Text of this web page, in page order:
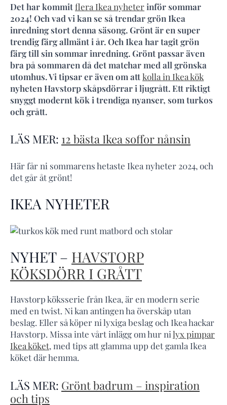
Det har kommitflera Ikea nyheterinför sommar
2024! Och vad vi kan se så trendar grön Ikea
inredning stort denna säsong. Grönt är en super
trendig färg allmänt i år. Och Ikea har tagit grön
färg till sin sommar inredning. Grönt passar även
bra på sommaren då det matchar med all grönska
utomhus. Vi tipsar er även om attkolla in Ikea kök
nyheten Havstorp skåpsdörrar i ljugrått. Ett riktigt
snyggt modernt kök i trendiga nyanser, som turkos
och grått.
LÄS MER: 12 bästa Ikea soffor nånsin
Här får ni sommarens hetaste Ikea nyheter 2024, och
det går åt grönt!
IKEA NYHETER
NYHET – HAVSTORP
KÖKSDÖRR I GRÅTT
Havstorp köksserie från Ikea, är en modern serie
med en twist. Ni kan antingen ha överskåp utan
beslag. Eller så köper ni lyxiga beslag och Ikea hackar
Havstorp. Missa inte vårt inlägg om hur nilyx pimpar
Ikea köket, med tips att glamma upp det gamla Ikea
köket där hemma.
LÄS MER: Grönt badrum – inspiration
och tips